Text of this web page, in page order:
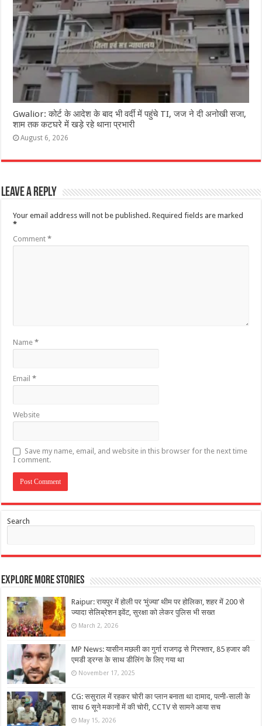
Gwalior: कोर्ट के आदेश के बाद भी वर्दी में पहुंचे TI, जज ने दी अनोखी सजा,
शाम तक कटघरे में खड़े रहे थाना प्रभारी
August 6, 2026
Leave a Reply
Your email address will not be published. Required fields are marked
*
Comment*
Name*
Email*
Website
Save my name, email, and website in this browser for the next time
I comment.
Search
Explore More Stories
Raipur: रायपुर में होली पर ‘मुंज्या’ थीम पर होलिका, शहर में 200 से
ज्यादा सेलिब्रेशन इवेंट, सुरक्षा को लेकर पुलिस भी सख्त
March 2, 2026
MP News: यासीन मछली का गुर्गा राजगढ़ से गिरफ्तार, 85 हजार की
एमडी ड्रग्स के साथ डीलिंग के लिए गया था
November 17, 2025
CG: ससुराल में रहकर चोरी का प्‍लान बनाता था दामाद, पत्नी-साली के
साथ 6 सूने मकानों में की चोरी, CCTV से सामने आया सच
May 15, 2026